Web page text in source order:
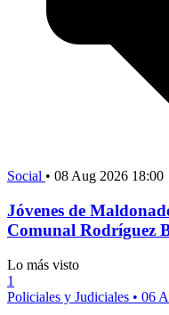
Social • 08 Aug 2026 18:00
Jóvenes de
Comunal Rodríguez
Lo más visto
1
Policiales y Judiciales • 06